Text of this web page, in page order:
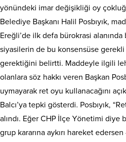
yönündeki imar değişikliği oy
Belediye Başkanı Halil Posbıyık,
Ereğli’de ilk defa bürokrasi alanında
siyasilerin de bu konsensüse
gerektiğini belirtti. Maddeyle ilgili
olanlara söz hakkı veren Başkan
uymayarak ret oyu kullanacağını
Balcı’ya tepki gösterdi. Posbıyık,
alındı. Eğer CHP İlçe Yönetimi diye
grup kararına aykırı hareket